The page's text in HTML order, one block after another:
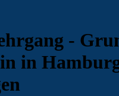
-
in